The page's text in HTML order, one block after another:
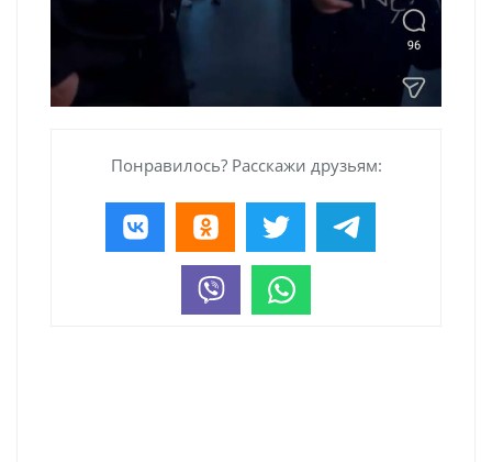
Понравилось? Расскажи друзьям: